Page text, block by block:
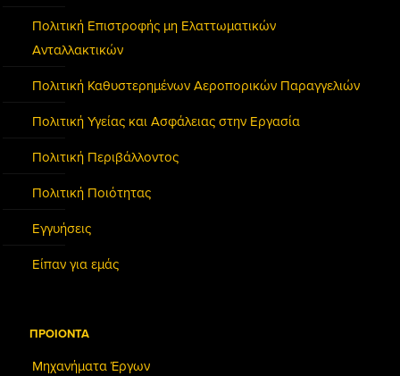
Πολιτική Επιστροφής μη Ελαττωματικών
Ανταλλακτικών
Πολιτική Καθυστερημένων Αεροπορικών Παραγγελιών
Πολιτική Υγείας και Ασφάλειας στην Εργασία
Πολιτική Περιβάλλοντος
Πολιτική Ποιότητας
Εγγυήσεις
Είπαν για εμάς
ΠΡΟΙΟΝΤΑ
Μηχανήματα Έργων